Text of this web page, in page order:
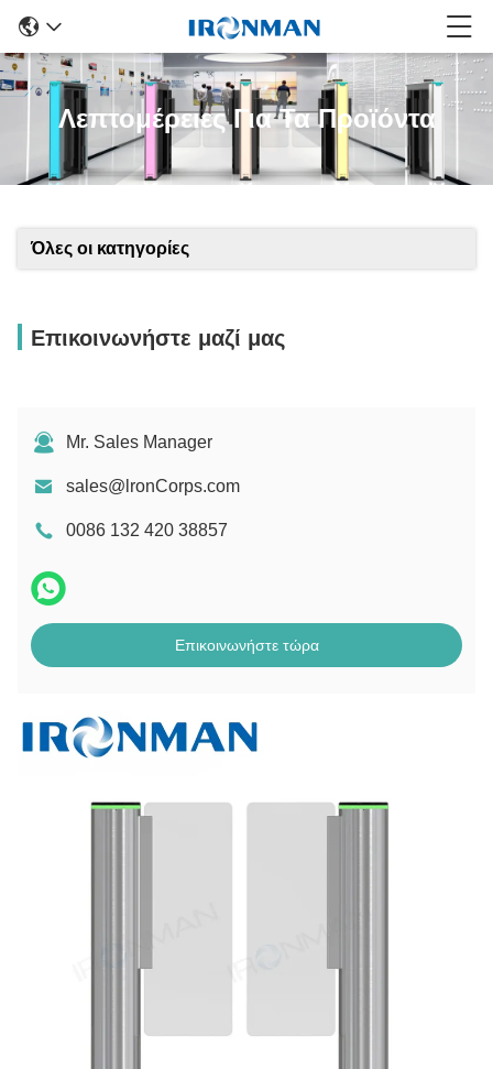
Λεπτομέρειες Για Τα Προϊόντα
Όλες οι κατηγορίες
Επικοινωνήστε μαζί μας
Mr. Sales Manager
sales@lronCorps.com
0086 132 420 38857
Επικοινωνήστε τώρα